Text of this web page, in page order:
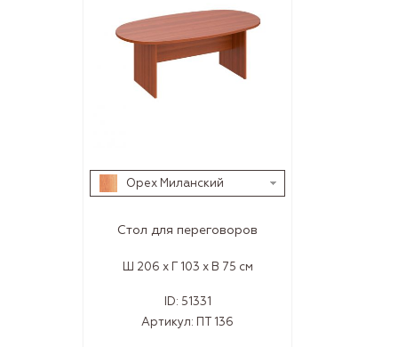
Орех Миланский
Стол для переговоров
Ш 206 x Г 103 x В 75 см
ID: 51331
Артикул: ПТ 136